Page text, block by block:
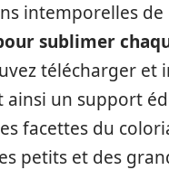
intemporelles de
sublimer
télécharger
un support
facettes du
petits et des